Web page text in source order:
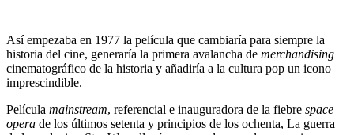
Así empezaba en 1977 la película que cambiaría para siempre la
historia del cine, generaría la primera avalancha de merchandising
cinematográfico de la historia y añadiría a la cultura pop un icono
imprescindible.
Película mainstream, referencial e inauguradora de la fiebre space
opera de los últimos setenta y principios de los ochenta, La guerra